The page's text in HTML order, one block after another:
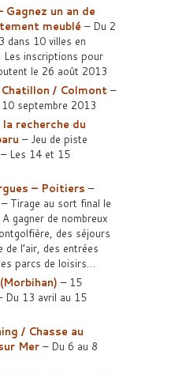
Gagnez un an de
meublé – Du 2
dans 10 villes en
Les inscriptions pour
le 26 août 2013
/ Colmont –
10 septembre 2013
la recherche du
– Jeu de piste
Les 14 et 15
– Poitiers –
Tirage au sort final le
gagner de nombreux
des séjours
l’air, des entrées
parcs de loisirs…
– 15
Du 13 avril au 15
/ Chasse au
Mer – Du 6 au 8